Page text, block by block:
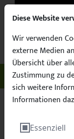
Unser
Sächsischer
Diese Website
Wir verwenden
externe Medien
Übersicht über
Zustimmung zu
sich weitere
Informationen
Essenziell